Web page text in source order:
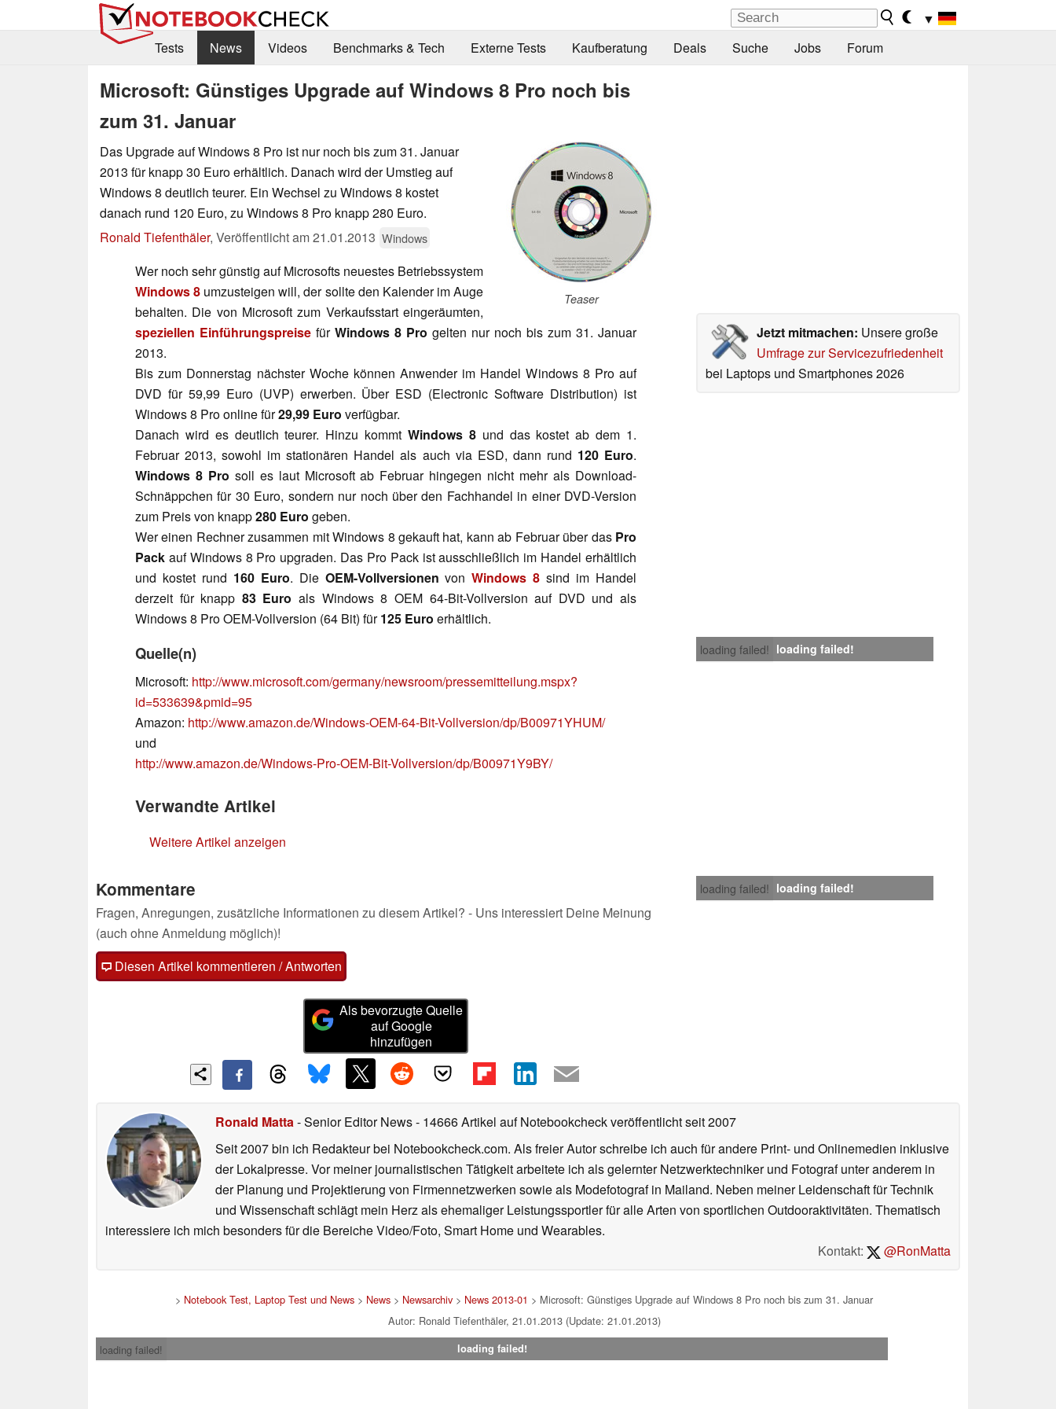
▼
Tests
News Videos Benchmarks & Tech Externe Tests Kaufberatung Deals Suche Jobs Forum
Microsoft: Günstiges Upgrade auf Windows 8 Pro noch bis
zum 31. Januar
Teaser
Das Upgrade auf Windows 8 Pro ist nur noch bis zum 31. Januar
2013 für knapp 30 Euro erhältlich. Danach wird der Umstieg auf
Windows 8 deutlich teurer. Ein Wechsel zu Windows 8 kostet
danach rund 120 Euro, zu Windows 8 Pro knapp 280 Euro.
Ronald Tiefenthäler, Veröffentlicht am21.01.2013 Windows
Jetzt mitmachen: Unsere große
Umfrage zur Servicezufriedenheit
bei Laptops und Smartphones 2026
Wer noch sehr günstig auf Microsofts neuestes Betriebssystem
Windows 8 umzusteigen will, der sollte den Kalender im Auge
behalten. Die von Microsoft zum Verkaufsstart eingeräumten,
speziellen Einführungspreise für Windows 8 Pro gelten nur noch bis zum 31. Januar
2013.
Bis zum Donnerstag nächster Woche können Anwender im Handel Windows 8 Pro auf
DVD für 59,99 Euro (UVP) erwerben. Über ESD (Electronic Software Distribution) ist
Windows 8 Pro online für29,99 Euro verfügbar.
Danach wird es deutlich teurer. Hinzu kommt Windows 8und das kostet ab dem 1.
Februar 2013, sowohl im stationären Handel als auch via ESD, dann rund 120 Euro.
Windows 8 Pro soll es laut Microsoft ab Februar hingegen nicht mehr als Download-
Schnäppchen für 30 Euro, sondern nur noch über den Fachhandel in einer DVD-Version
zum Preis von knapp280 Euro geben.
Wer einen Rechner zusammen mit Windows 8 gekauft hat, kann ab Februar über das Pro
Pack auf Windows 8 Pro upgraden. Das Pro Pack ist ausschließlich im Handel erhältlich
und kostet rund 160 Euro. Die OEM-Vollversionen vonWindows 8 sind im Handel
derzeit für knapp 83 Euroals Windows 8 OEM 64-Bit-Vollversion auf DVD und als
Windows 8 Pro OEM-Vollversion (64 Bit) für125 Euro erhältlich.
loading failed! loading failed!
Quelle(n)
Microsoft: http://www.microsoft.com/germany/newsroom/pressemitteilung.mspx?
id=533639&pmid=95
Amazon: http://www.amazon.de/Windows-OEM-64-Bit-Vollversion/dp/B00971YHUM/
und
http://www.amazon.de/Windows-Pro-OEM-Bit-Vollversion/dp/B00971Y9BY/
Verwandte Artikel
Weitere Artikel anzeigen
loading failed! loading failed!
Kommentare
Fragen, Anregungen, zusätzliche Informationen zu diesem Artikel? - Uns interessiert Deine Meinung
(auch ohne Anmeldung möglich)!
Diesen Artikel kommentieren / Antworten
Als bevorzugte Quelle
auf Google
hinzufügen
Ronald Matta- Senior Editor News- 14666 Artikel auf Notebookcheck veröffentlichtseit 2007
Seit 2007 bin ich Redakteur bei Notebookcheck.com. Als freier Autor schreibe ich auch für andere Print- und Onlinemedien inklusive
der Lokalpresse. Vor meiner journalistischen Tätigkeit arbeitete ich als gelernter Netzwerktechniker und Fotograf unter anderem in
der Planung und Projektierung von Firmennetzwerken sowie als Modefotograf in Mailand. Neben meiner Leidenschaft für Technik
und Wissenschaft schlägt mein Herz als ehemaliger Leistungssportler für alle Arten von sportlichen Outdooraktivitäten. Thematisch
interessiere ich mich besonders für die Bereiche Video/Foto, Smart Home und Wearables.
Kontakt:
@RonMatta
> Notebook Test, Laptop Test und News > News > Newsarchiv > News 2013-01 > Microsoft: Günstiges Upgrade auf Windows 8 Pro noch bis zum 31. Januar
Autor: Ronald Tiefenthäler, 21.01.2013 (Update: 21.01.2013)
loading failed!
loading failed!